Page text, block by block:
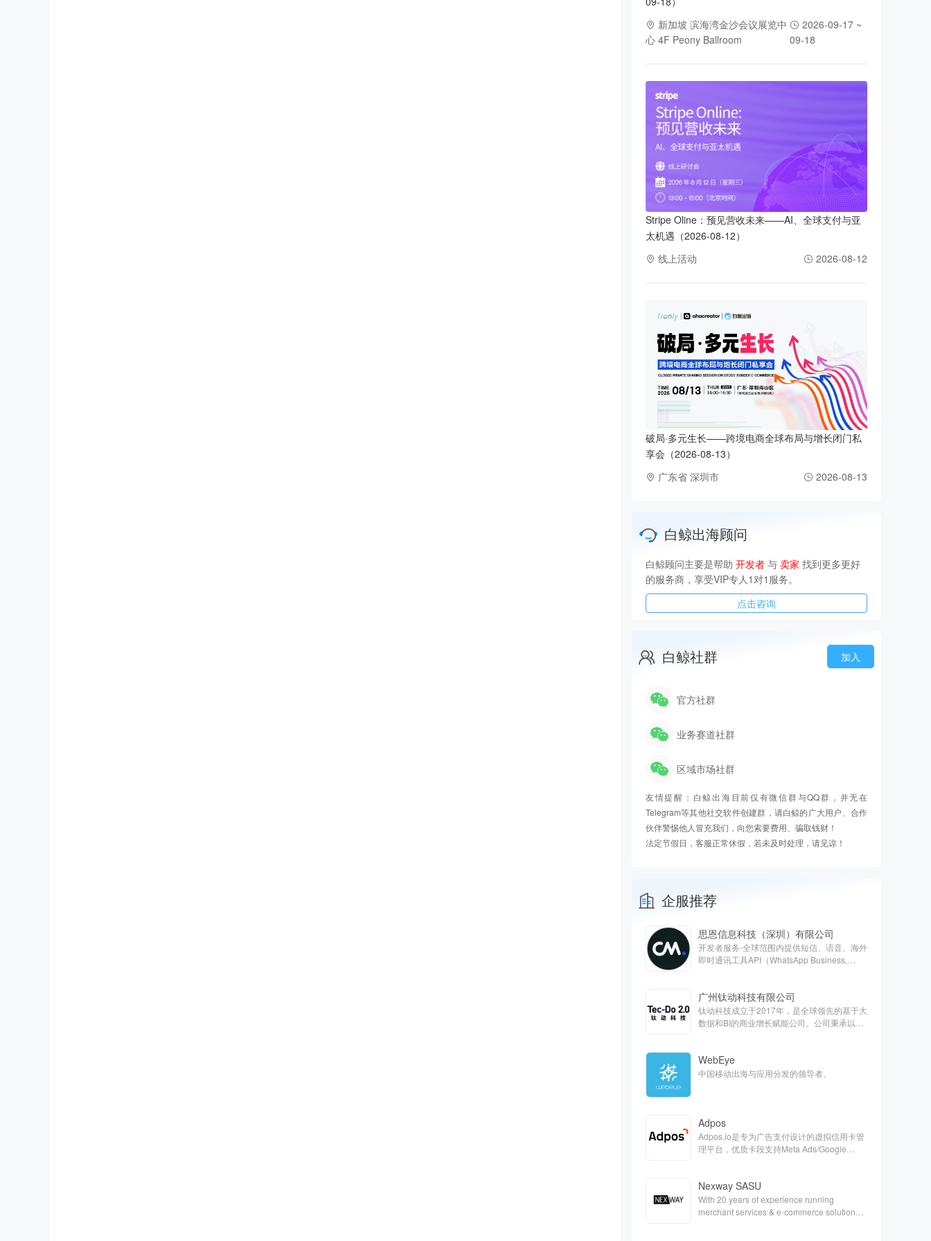
新加坡 滨海湾金沙会议展览中
心 4F Peony Ballroom
2026-09-17 ~
09-18
Stripe Oline：预见营收未来——AI、全球支付与亚
太机遇（2026-08-12）
线上活动
2026-08-12
破局·多元生长——跨境电商全球布局与增长闭门私
享会（2026-08-13）
广东省 深圳市
2026-08-13
白鲸出海顾问
白鲸顾问主要是帮助 开发者 与 卖家 找到更多更好
的服务商，享受VIP专人1对1服务。
点击咨询
白鲸社群 加入
官方社群
业务赛道社群
区域市场社群
友情提醒：白鲸出海目前仅有微信群与QQ群，并无在
Telegram等其他社交软件创建群，请白鲸的广大用户、合作
伙伴警惕他人冒充我们，向您索要费用、骗取钱财！
法定节假日，客服正常休假，若未及时处理，请见谅！
企服推荐
思恩信息科技（深圳）有限公司
开发者服务-全球范围内提供短信、语音、海外
即时通讯工具API（WhatsApp Business,
广州钛动科技有限公司
钛动科技成立于2017年，是全球领先的基于大
数据和BI的商业增长赋能公司。公司秉承以服
客户的一站式平台。
WebEye
中国移动出海与应用分发的领导者。
Adpos
Adpos.io是专为广告支付设计的虚拟信用卡管
理平台，优质卡段支持Meta Ads/Google
Nexway SASU
With 20 years of experience running
merchant services & e-commerce solutions,